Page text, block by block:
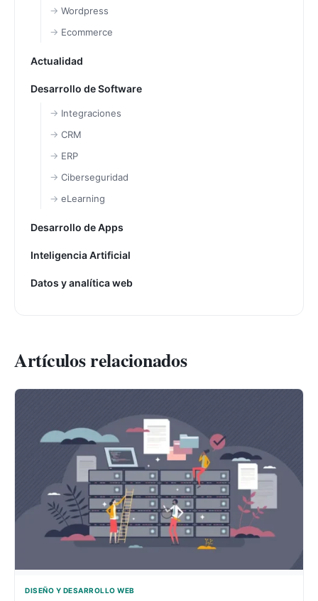
Wordpress
Ecommerce
Actualidad
Desarrollo de Software
Integraciones
CRM
ERP
Ciberseguridad
eLearning
Desarrollo de Apps
Inteligencia Artificial
Datos y analítica web
Artículos relacionados
DISEÑO Y DESARROLLO WEB